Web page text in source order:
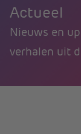
Actueel
Nieuws en
verhalen uit